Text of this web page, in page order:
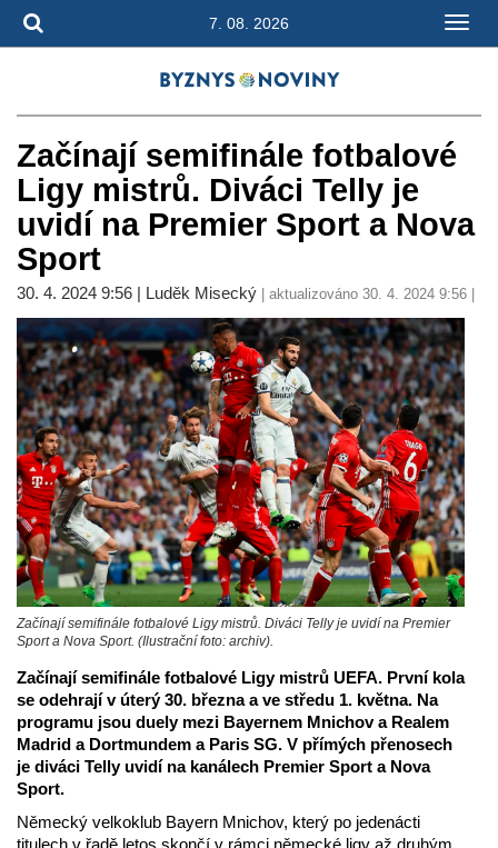
7. 08. 2026
Začínají semifinále fotbalové
Ligy mistrů. Diváci Telly je
uvidí na Premier Sport a Nova
Sport
30. 4. 2024 9:56 | Luděk Misecký | aktualizováno 30. 4. 2024 9:56 |
Začínají semifinále fotbalové Ligy mistrů. Diváci Telly je uvidí na Premier
Sport a Nova Sport. (Ilustrační foto: archiv).
Začínají semifinále fotbalové Ligy mistrů UEFA. První kola
se odehrají v úterý 30. března a ve středu 1. května. Na
programu jsou duely mezi Bayernem Mnichov a Realem
Madrid a Dortmundem a Paris SG. V přímých přenosech
je diváci Telly uvidí na kanálech Premier Sport a Nova
Sport.
Německý velkoklub Bayern Mnichov, který po jedenácti
titulech v řadě letos skončí v rámci německé ligy až druhým,